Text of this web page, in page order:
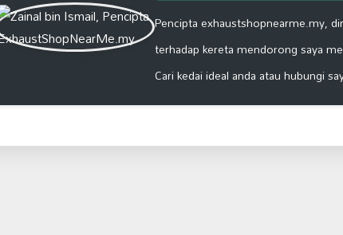
Pencipta exhaustshopnearme.my,
terhadap kereta mendorong saya
Cari kedai ideal anda atau hubungi